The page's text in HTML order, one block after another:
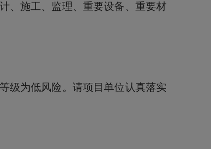
、施工、监理、重要设备、重要材
级为低风险。请项目单位认真落实